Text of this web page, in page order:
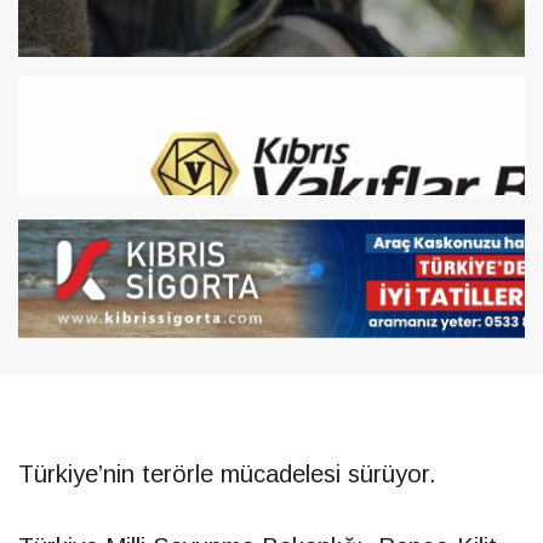
Türkiye’nin terörle mücadelesi sürüyor.